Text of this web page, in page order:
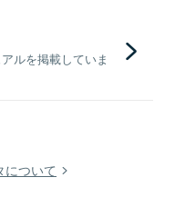
ルを掲載していま
ついて